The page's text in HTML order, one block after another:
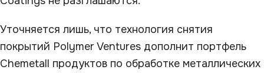
Уточняется лишь, что технология снятия
покрытий Polymer Ventures дополнит портфель
Chemetall продуктов по обработке металлических